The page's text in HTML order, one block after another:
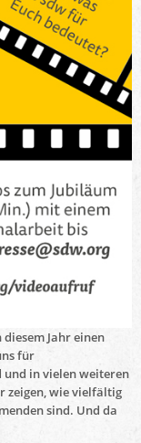
Jahr einen
für
und in vielen weiteren
zeigen, wie vielfältig
sind. Und da